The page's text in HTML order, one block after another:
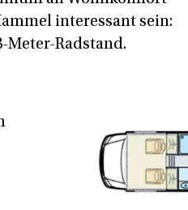
interessant sein:
Meter-Radstand.